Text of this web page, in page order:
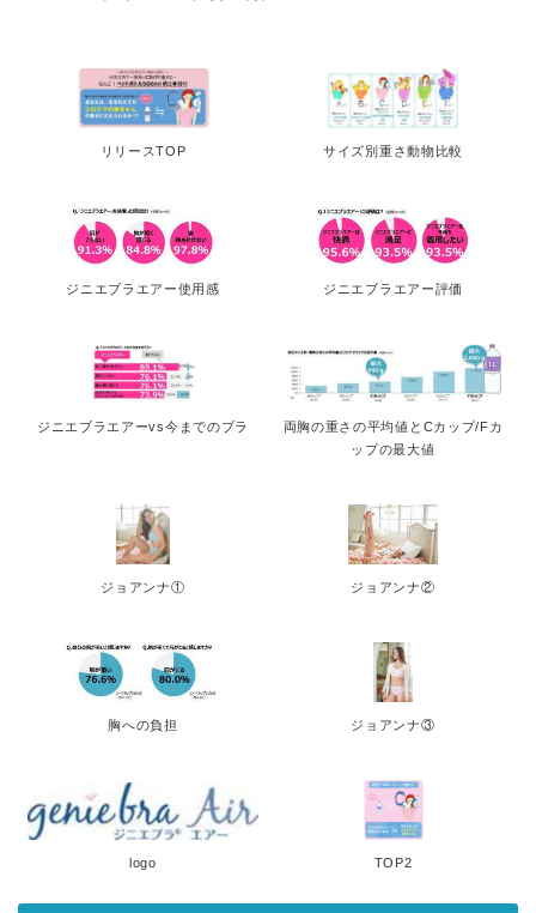
リリースTOP サイズ別重さ動物比較
ジニエブラエアー使用感 ジニエブラエアー評価
ジニエブラエアーvs今までのブラ
両胸の重さの平均値とCカップ/Fカ
ップの最大値
ジョアンナ① ジョアンナ②
胸への負担 ジョアンナ③
logo TOP2